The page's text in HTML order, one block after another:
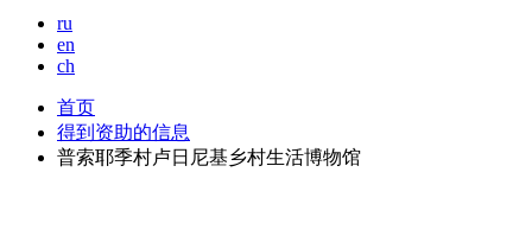
ru
en
ch
首页
得到资助的信息
普索耶季村卢日尼基乡村生活博物馆